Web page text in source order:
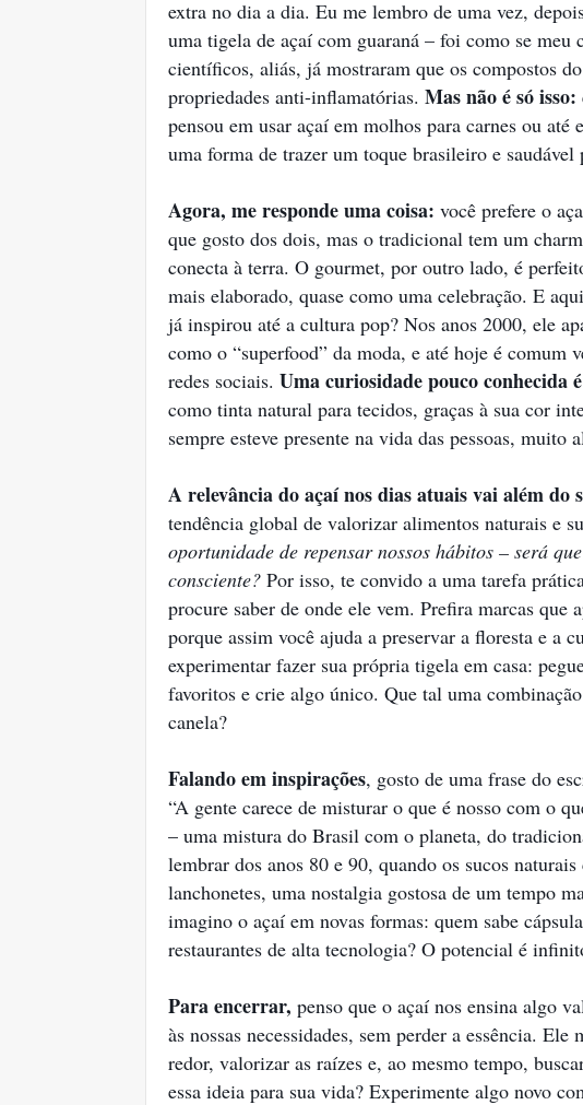
extra no dia a dia. Eu me lembro de uma vez,
uma tigela de açaí com guaraná – foi como se meu
científicos, aliás, já mostraram que os compostos
propriedades anti-inflamatórias. Mas não é só isso:
pensou em usar açaí em molhos para carnes ou até
uma forma de trazer um toque brasileiro e saudável
Agora, me responde uma coisa: você prefere o
que gosto dos dois, mas o tradicional tem um
conecta à terra. O gourmet, por outro lado, é
mais elaborado, quase como uma celebração. E
já inspirou até a cultura pop? Nos anos 2000, ele
como o “superfood” da moda, e até hoje é comum
redes sociais. Uma curiosidade pouco conhecida é
como tinta natural para tecidos, graças à sua cor
sempre esteve presente na vida das pessoas, muito
A relevância do açaí nos dias atuais vai além do
tendência global de valorizar alimentos naturais e
oportunidade de repensar nossos hábitos – será
consciente? Por isso, te convido a uma tarefa
procure saber de onde ele vem. Prefira marcas
porque assim você ajuda a preservar a floresta e a
experimentar fazer sua própria tigela em casa:
favoritos e crie algo único. Que tal uma
canela?
Falando em inspirações, gosto de uma frase do
“A gente carece de misturar o que é nosso com o
– uma mistura do Brasil com o planeta, do
lembrar dos anos 80 e 90, quando os sucos
lanchonetes, uma nostalgia gostosa de um tempo
imagino o açaí em novas formas: quem sabe
restaurantes de alta tecnologia? O potencial é
Para encerrar, penso que o açaí nos ensina algo
às nossas necessidades, sem perder a essência.
redor, valorizar as raízes e, ao mesmo tempo,
essa ideia para sua vida? Experimente algo novo